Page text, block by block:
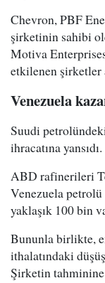
Chevron, PBF
şirketinin sahibi
Motiva
etkilenen şirketler
Venezuela
Suudi
ihracatına yansıdı.
ABD rafinerileri
Venezuela
yaklaşık 100 bin
Bununla birlikte,
ithalatındaki
Şirketin